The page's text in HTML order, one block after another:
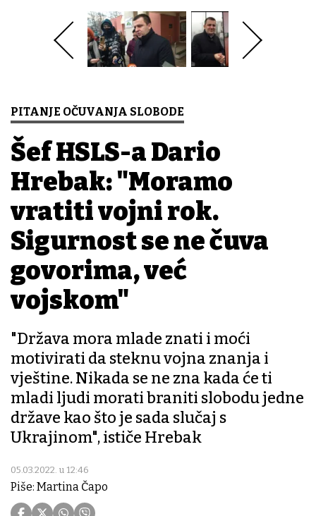
PITANJE OČUVANJA SLOBODE
Šef HSLS-a Dario
Hrebak: "Moramo
vratiti vojni rok.
Sigurnost se ne čuva
govorima, već
vojskom"
"Država mora mlade znati i moći
motivirati da steknu vojna znanja i
vještine. Nikada se ne zna kada će ti
mladi ljudi morati braniti slobodu jedne
države kao što je sada slučaj s
Ukrajinom", ističe Hrebak
05.03.2022. u 12:46
Piše: Martina Čapo